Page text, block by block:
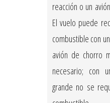
reacción o un
El vuelo puede
combustible con
avión de chorro
necesario; con
grande no se